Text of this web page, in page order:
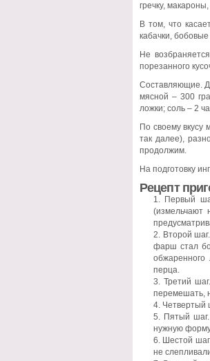
гречку,
В том, что
кабачки,
Не
порезанного
Составляющие.
мясной – 300
ложки; соль – 2
По своему вкусу
так далее),
продолжим.
На подготовку
Рецепт
Первый
(измельчают
Второй
фарш стал
обжаренного
перца.
Третий
перемешать,
Четвертый
Пятый
нужную
Шестой
не